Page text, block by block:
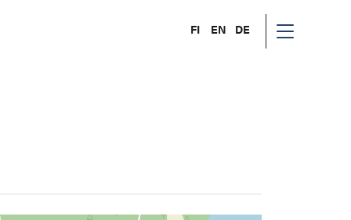
FI EN DE